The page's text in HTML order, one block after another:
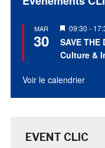
MAR
30
Mis
en
avant
09:30 -
SAVE
Culture &
Voir le calendrier
EVENT CLIC